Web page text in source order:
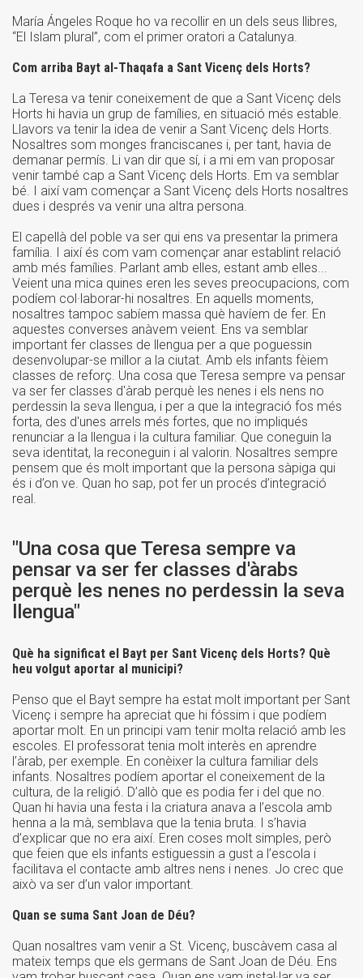
María Ángeles Roque ho va recollir en un dels seus llibres,
“El Islam plural”, com el primer oratori a Catalunya.
Com arriba Bayt al-Thaqafa a Sant Vicenç dels Horts?
La Teresa va tenir coneixement de que a Sant Vicenç dels
Horts hi havia un grup de famílies, en situació més estable.
Llavors va tenir la idea de venir a Sant Vicenç dels Horts.
Nosaltres som monges franciscanes i, per tant, havia de
demanar permís. Li van dir que sí, i a mi em van proposar
venir també cap a Sant Vicenç dels Horts. Em va semblar
bé. I així vam començar a Sant Vicenç dels Horts nosaltres
dues i després va venir una altra persona.
El capellà del poble va ser qui ens va presentar la primera
família. I així és com vam començar anar establint relació
amb més famílies. Parlant amb elles, estant amb elles...
Veient una mica quines eren les seves preocupacions, com
podíem col·laborar-hi nosaltres. En aquells moments,
nosaltres tampoc sabíem massa què havíem de fer. En
aquestes converses anàvem veient. Ens va semblar
important fer classes de llengua per a que poguessin
desenvolupar-se millor a la ciutat. Amb els infants fèiem
classes de reforç. Una cosa que Teresa sempre va pensar
va ser fer classes d'àrab perquè les nenes i els nens no
perdessin la seva llengua, i per a que la integració fos més
forta, des d'unes arrels més fortes, que no impliqués
renunciar a la llengua i la cultura familiar. Que coneguin la
seva identitat, la reconeguin i al valorin. Nosaltres sempre
pensem que és molt important que la persona sàpiga qui
és i d’on ve. Quan ho sap, pot fer un procés d’integració
real.
"Una cosa que Teresa sempre va
pensar va ser fer classes d'àrabs
perquè les nenes no perdessin la seva
llengua"
Què ha significat el Bayt per Sant Vicenç dels Horts? Què
heu volgut aportar al municipi?
Penso que el Bayt sempre ha estat molt important per Sant
Vicenç i sempre ha apreciat que hi fóssim i que podíem
aportar molt. En un principi vam tenir molta relació amb les
escoles. El professorat tenia molt interès en aprendre
l’àrab, per exemple. En conèixer la cultura familiar dels
infants. Nosaltres podíem aportar el coneixement de la
cultura, de la religió. D’allò que es podia fer i del que no.
Quan hi havia una festa i la criatura anava a l’escola amb
henna a la mà, semblava que la tenia bruta. I s’havia
d’explicar que no era així. Eren coses molt simples, però
que feien que els infants estiguessin a gust a l’escola i
facilitava el contacte amb altres nens i nenes. Jo crec que
això va ser d’un valor important.
Quan se suma Sant Joan de Déu?
Quan nosaltres vam venir a St. Vicenç, buscàvem casa al
mateix temps que els germans de Sant Joan de Déu. Ens